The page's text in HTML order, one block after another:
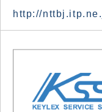
http://